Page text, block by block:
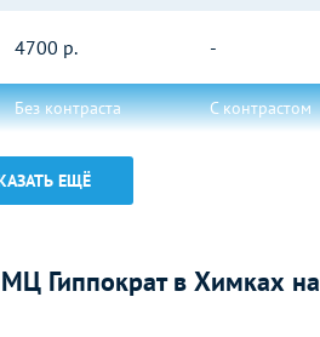
4700 р. -
Без контраста С контрастом
5600р.
6200р.
3500
ЕЩЁ
Гиппократ в Химках на